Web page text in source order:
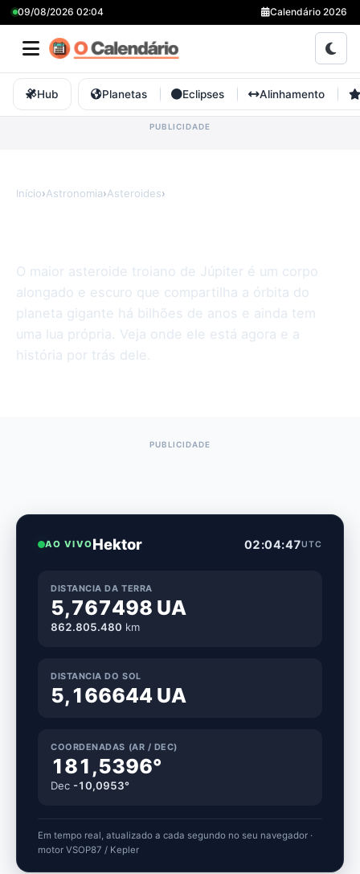
09/08/2026 02:04 Calendário 2026
Hub Planetas Eclipses Alinhamento
Início›Astronomia›Asteroides›
O maior asteroide troiano de Júpiter é um corpo
alongado e escuro que compartilha a órbita do
planeta gigante há bilhões de anos e ainda tem
uma lua própria. Veja onde ele está agora e a
história por trás dele.
AO VIVOHektor 02:04:48UTC
DISTANCIA DA TERRA
5,767499 UA
862.805.500 km
DISTANCIA DO SOL
5,166644 UA
COORDENADAS (AR / DEC)
181,5396°
Dec -10,0953°
Em tempo real, atualizado a cada segundo no seu navegador ·
motor VSOP87 / Kepler